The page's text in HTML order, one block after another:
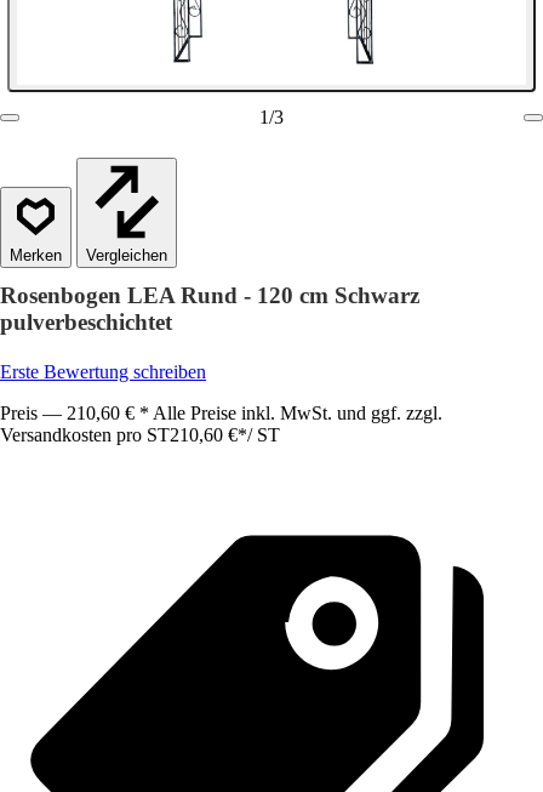
1/3
Vergleichen
Rosenbogen LEA Rund - 120 cm Schwarz
pulverbeschichtet
Erste Bewertung schreiben
Preis — 210,60 € * Alle Preise inkl. MwSt. und ggf. zzgl.
Versandkosten pro ST210,60 €*/ ST